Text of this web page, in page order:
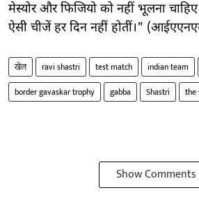
मेस्योर और फिजियो को नहीं भूलना
ऐसी चीजें हर दिन नहीं होतीं।"
खेल ravi shastri test match indian team
border gavaskar trophy
gabba Shastri the
Show Comments